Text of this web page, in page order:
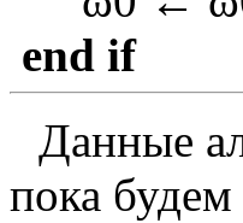
end if
Данные
пока